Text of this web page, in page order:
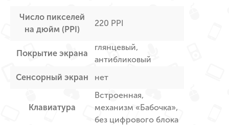
Число пикселей
на дюйм (PPI)
220 PPI
Покрытие экрана
глянцевый,
антибликовый
Сенсорный экран
нет
Клавиатура
Встроенная,
механизм «Бабочка»,
без цифрового блока